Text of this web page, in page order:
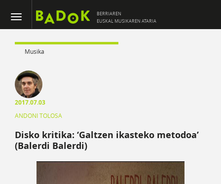
BERRIAREN
EUSKAL MUSIKAREN ATARIA
Musika
2017.07.03
ANDONI TOLOSA
Disko kritika: ‘Galtzen ikasteko metodoa’
(Balerdi Balerdi)